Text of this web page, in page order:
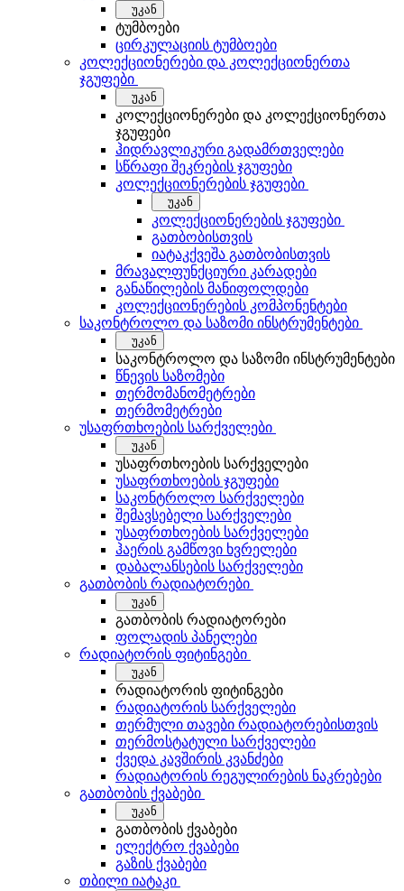
უკან
ტუმბოები
ცირკულაციის ტუმბოები
კოლექციონერები და კოლექციონერთა
ჯგუფები
უკან
კოლექციონერები და კოლექციონერთა
ჯგუფები
ჰიდრავლიკური გადამრთველები
სწრაფი შეკრების ჯგუფები
კოლექციონერების ჯგუფები
უკან
კოლექციონერების ჯგუფები
გათბობისთვის
იატაკქვეშა გათბობისთვის
მრავალფუნქციური კარადები
განაწილების მანიფოლდები
კოლექციონერების კომპონენტები
საკონტროლო და საზომი ინსტრუმენტები
უკან
საკონტროლო და საზომი ინსტრუმენტები
წნევის საზომები
თერმომანომეტრები
თერმომეტრები
უსაფრთხოების სარქველები
უკან
უსაფრთხოების სარქველები
უსაფრთხოების ჯგუფები
საკონტროლო სარქველები
შემავსებელი სარქველები
უსაფრთხოების სარქველები
ჰაერის გამწოვი ხვრელები
დაბალანსების სარქველები
გათბობის რადიატორები
უკან
გათბობის რადიატორები
ფოლადის პანელები
რადიატორის ფიტინგები
უკან
რადიატორის ფიტინგები
რადიატორის სარქველები
თერმული თავები რადიატორებისთვის
თერმოსტატული სარქველები
ქვედა კავშირის კვანძები
რადიატორის რეგულირების ნაკრებები
გათბობის ქვაბები
უკან
გათბობის ქვაბები
ელექტრო ქვაბები
გაზის ქვაბები
თბილი იატაკი